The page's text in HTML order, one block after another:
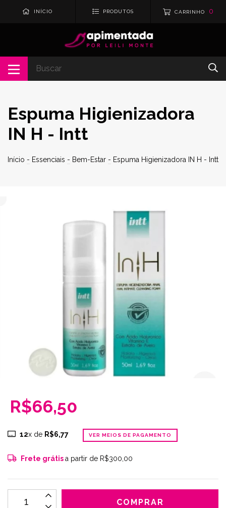
INÍCIO PRODUTOS CARRINHO 0
Espuma Higienizadora
IN H - Intt
Início - Essenciais - Bem-Estar - Espuma Higienizadora IN H - Intt
R$66,50
12x de R$6,77 VER MEIOS DE PAGAMENTO
Frete grátisa partir de R$300,00